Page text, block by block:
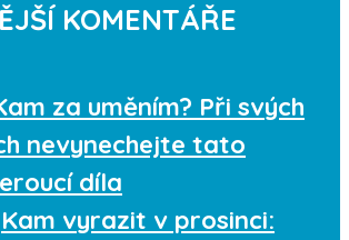
KOMENTÁŘE
za uměním? Při svých
nevynechejte tato
díla
Kam vyrazit v prosinci: